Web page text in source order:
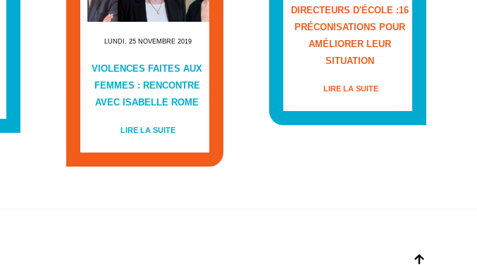
LUNDI, 25 NOVEMBRE 2019
VIOLENCES FAITES AUX
FEMMES : RENCONTRE
AVEC ISABELLE ROME
LIRE LA SUITE
DIRECTEURS D'ÉCOLE :16
PRÉCONISATIONS POUR
AMÉLIORER LEUR
SITUATION
LIRE LA SUITE